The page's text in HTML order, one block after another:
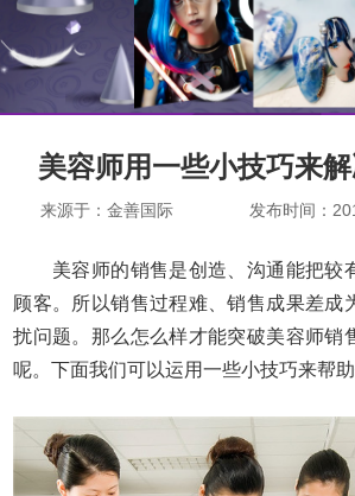
美容师用一些小技巧来
来源于：金善国际 发布时间：
美容师的销售是创造、沟通能把较
顾客。所以销售过程难、销售成果差成
扰问题。那么怎么样才能突破美容师销
呢。下面我们可以运用一些小技巧来帮